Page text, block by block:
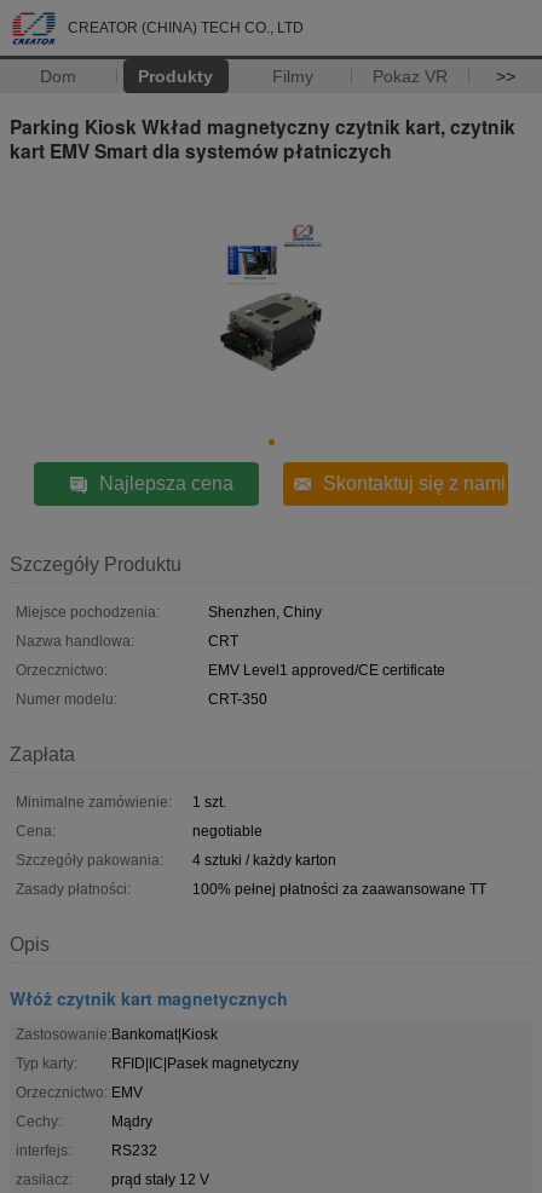
CREATOR (CHINA) TECH CO., LTD
Dom Produkty Filmy Pokaz VR >>
Parking Kiosk Wkład magnetyczny czytnik kart, czytnik
kart EMV Smart dla systemów płatniczych
Najlepsza cena Skontaktuj się z nami
Szczegóły Produktu
Miejsce pochodzenia:
Shenzhen, Chiny
Nazwa handlowa:
CRT
Orzecznictwo:
EMV Level1 approved/CE certificate
Numer modelu:
CRT-350
Zapłata
Minimalne zamówienie:
1 szt.
Cena:
negotiable
Szczegóły pakowania:
4 sztuki / każdy karton
Zasady płatności:
100% pełnej płatności za zaawansowane TT
Opis
Włóż czytnik kart magnetycznych
Zastosowanie:Bankomat|Kiosk
Typ karty:
RFID|IC|Pasek magnetyczny
Orzecznictwo: EMV
Cechy:
Mądry
interfejs:
RS232
zasilacz:
prąd stały 12 V